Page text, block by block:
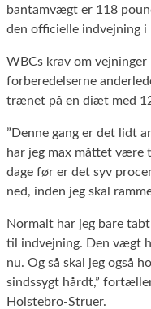
bantamvægt er 118
den officielle indvejning
WBCs krav om
forberedelserne
trænet på en diæt med
”Denne gang er det lidt
har jeg max måttet være
dage før er det syv
ned, inden jeg skal
Normalt har jeg bare
til indvejning. Den vægt
nu. Og så skal jeg også
sindssygt hårdt,”
Holstebro-Struer.